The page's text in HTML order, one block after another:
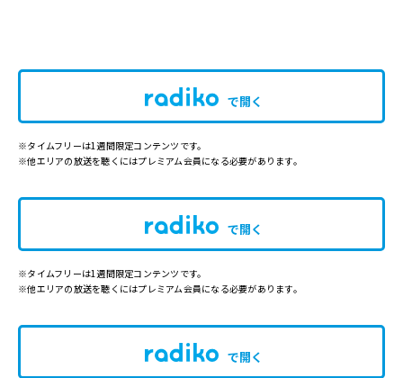
で開く
※タイムフリーは1週間限定コンテンツです。
※他エリアの放送を聴くにはプレミアム会員になる必要があります。
で開く
※タイムフリーは1週間限定コンテンツです。
※他エリアの放送を聴くにはプレミアム会員になる必要があります。
で開く